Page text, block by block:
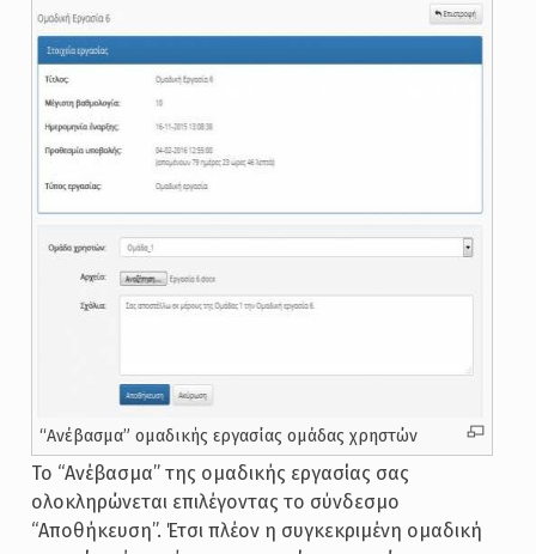
“Ανέβασμα” ομαδικής εργασίας ομάδας χρηστών
Το “Ανέβασμα” της ομαδικής εργασίας σας
ολοκληρώνεται επιλέγοντας το σύνδεσμο
“Αποθήκευση”. Έτσι πλέον η συγκεκριμένη ομαδική